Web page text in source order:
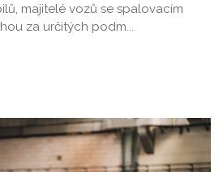
majitelé vozů se spalovacím
za určitých podm...